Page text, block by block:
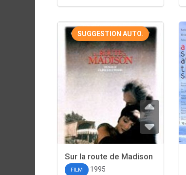
SUGGESTION AUTO.
Sur la route de Madison
FILM 1995